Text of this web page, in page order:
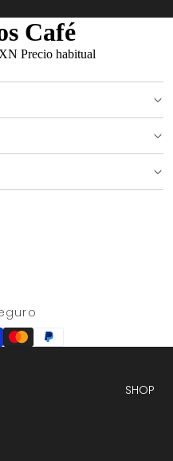
SHOP
Café
Precio habitual